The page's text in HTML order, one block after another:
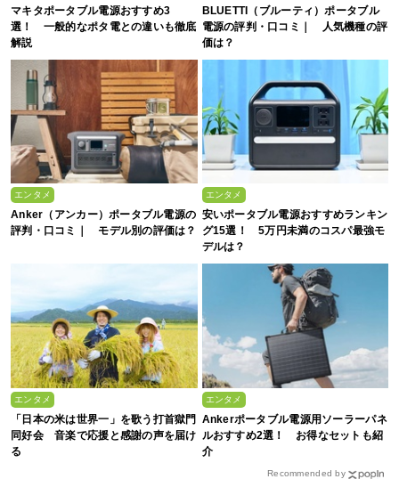
マキタポータブル電源おすすめ3
選！ 一般的なポタ電との違いも徹底
解説
BLUETTI（ブルーティ）ポータブル
電源の評判・口コミ｜ 人気機種の評
価は？
エンタメ
Anker（アンカー）ポータブル電源の
評判・口コミ｜ モデル別の評価は？
エンタメ
安いポータブル電源おすすめランキン
グ15選！ 5万円未満のコスパ最強モ
デルは？
エンタメ
「日本の米は世界一」を歌う打首獄門
同好会 音楽で応援と感謝の声を届け
る
エンタメ
Ankerポータブル電源用ソーラーパネ
ルおすすめ2選！ お得なセットも紹
介
Recommended by